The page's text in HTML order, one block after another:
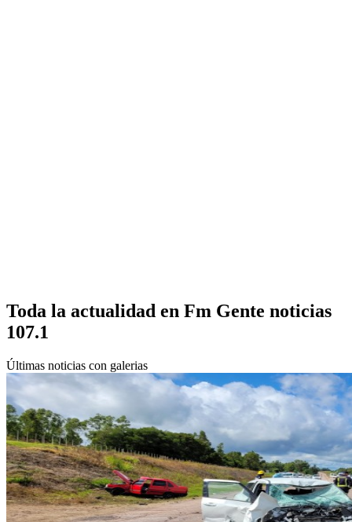
Toda la actualidad en Fm Gente noticias
107.1
Últimas noticias con galerias